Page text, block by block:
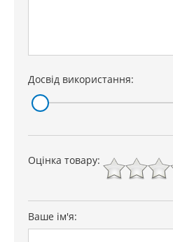
Досвід використання:
Оцінка товару:
Ваше ім'я: